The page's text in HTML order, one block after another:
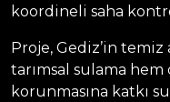
koordineli saha
Proje, Gediz’in temiz
tarımsal sulama
korunmasına katkı